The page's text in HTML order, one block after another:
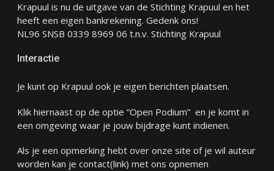
Krapuul is nu de uitgave van de Stichting Krapuul en het
heeft een eigen bankrekening. Gedenk ons!
NL96 SNSB 0339 8969 06 t.n.v. Stichting Krapuul
Interactie
Je kunt op Krapuul ook je eigen berichten plaatsen.
Klik hiernaast op de optie “Open Podium” en je komt in
een omgeving waar je jouw bijdrage kunt indienen.
Als je een opmerking hebt over onze site of je wil auteur
worden kan je contact(link) met ons opnemen